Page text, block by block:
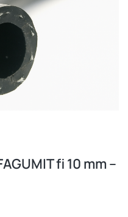
fi 10 mm –